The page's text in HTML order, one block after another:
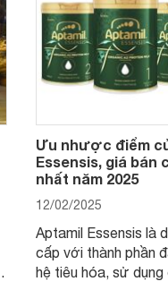
4 yếu tố sau.
Ưu nhược điểm
Essensis, giá bán
nhất năm 2025
12/02/2025
Aptamil Essensis là
cấp với thành phần
hệ tiêu hóa, sử